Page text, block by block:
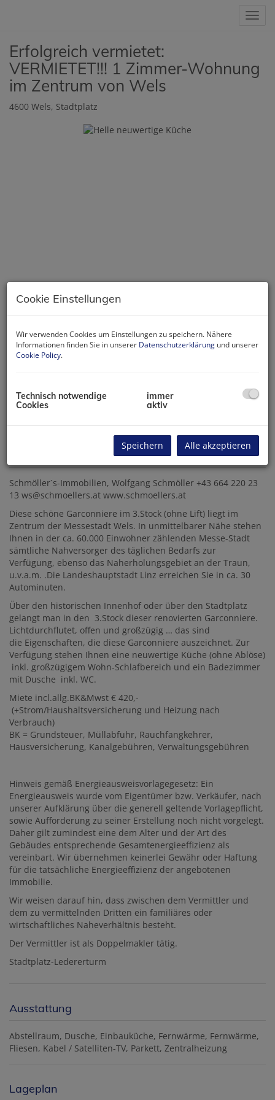
Erfolgreich vermietet:
VERMIETET!!! 1 Zimmer-Wohnung
im Zentrum von Wels
4600 Wels, Stadtplatz
Schmöller`s-Immobilien, Wolfgang Schmöller +43 664 220 23
13 ws@schmoellers.at www.schmoellers.at
Diese schöne Garconniere im 3.Stock (ohne Lift) liegt im
Zentrum der Messestadt Wels. In unmittelbarer Nähe stehen
Ihnen in der ca. 60.000 Einwohner zählenden Messe-Stadt
sämtliche Nahversorger des täglichen Bedarfs zur
Verfügung, ebenso das Naherholungsgebiet an der Traun,
u.v.a.m. .Die Landeshauptstadt Linz erreichen Sie in ca. 30
Autominuten.
Über den historischen Innenhof oder über den Stadtplatz
gelangt man in den 3.Stock dieser renovierten Garconniere.
Lichtdurchflutet, offen und großzügig … das sind
die Eigenschaften, die diese Garconniere auszeichnet. Zur
Verfügung stehen Ihnen eine neuwertige Küche (ohne Ablöse)
inkl. großzügigem Wohn-Schlafbereich und ein Badezimmer
mit Dusche inkl. WC.
Miete incl.allg.BK&Mwst € 420,-
(+Strom/Haushaltsversicherung und Heizung nach
Verbrauch)
BK = Grundsteuer, Müllabfuhr, Rauchfangkehrer,
Hausversicherung, Kanalgebühren, Verwaltungsgebühren
Hinweis gemäß Energieausweisvorlagegesetz: Ein
Energieausweis wurde vom Eigentümer bzw. Verkäufer, nach
unserer Aufklärung über die generell geltende Vorlagepflicht,
sowie Aufforderung zu seiner Erstellung noch nicht vorgelegt.
Daher gilt zumindest eine dem Alter und der Art des
Gebäudes entsprechende Gesamtenergieeffizienz als
vereinbart. Wir übernehmen keinerlei Gewähr oder Haftung
für die tatsächliche Energieeffizienz der angebotenen
Immobilie.
Wir weisen darauf hin, dass zwischen dem Vermittler und
dem zu vermittelnden Dritten ein familiäres oder
wirtschaftliches Naheverhältnis besteht.
Der Vermittler ist als Doppelmakler tätig.
Stadtplatz-Ledererturm
Ausstattung
Abstellraum Dusche Einbauküche Fernwärme Fernwärme
Fliesen Kabel / Satelliten-TV Parkett Zentralheizung
Lageplan
Cookie Einstellungen
Wir verwenden Cookies um Einstellungen zu speichern. Nähere
Informationen finden Sie in unserer Datenschutzerklärung und unserer
Cookie Policy.
Technisch notwendige
Cookies
immer
aktiv
Speichern Alle akzeptieren